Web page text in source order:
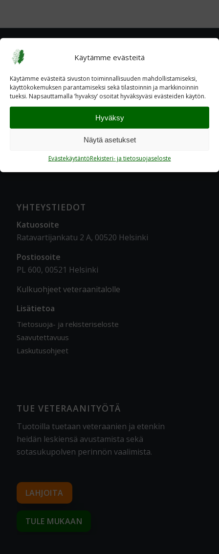
Käytämme evästeitä
Käytämme evästeitä sivuston toiminnallisuuden mahdollistamiseksi,
käyttökokemuksen parantamiseksi sekä tilastoinnin ja markkinoinnin
tueksi. Napsauttamalla ’hyvaksy’ osoitat hyväksyväsi evästeiden käytön.
Hyväksy
Näytä asetukset
EvästekäytäntöRekisteri- ja tietosuojaseloste
YHTEYSTIEDOT
Katuosoite
Ratavartijankatu 2 A, 00520 Helsinki
Postiosoite
PL 600, 00521 Helsinki
Kulkuohjeet veteraanitalolle
Lisätietoa
Tietosuoja- ja rekisteriseloste
Saavutettavuus
Laskutusohjeet
TUE VETERAANITYÖTÄ
Tuotoilla tuetaan veteraanien ja etenkin
heidän leskiensä avustamista sekä
sotasukupolven perinnön vaalimista.
LAHJOITA
TULE MUKAAN